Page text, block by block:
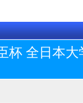
杯 全日本